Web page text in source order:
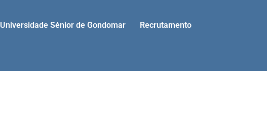
Universidade Sénior de Gondomar Recrutamento